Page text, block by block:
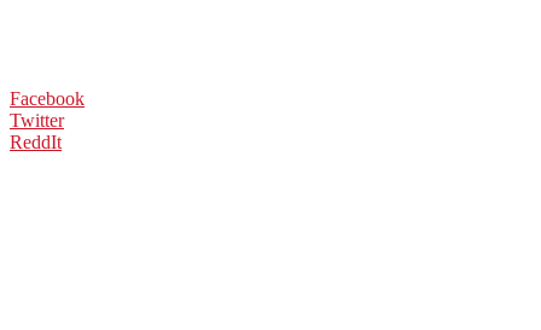
Facebook
Twitter
ReddIt